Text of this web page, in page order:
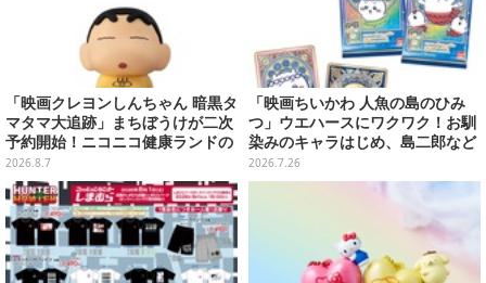
「映画クレヨンしんちゃん 暗黒タ
マタマ大追跡」まちぼうけが二次
予約開始！ニコニコ健康ランドの
服を着たしんちゃん&ひまわりに
「珠由良ブラザーズ」がラインナ
ップ
2026.8.7
「映画ちいかわ 人魚の島のひみ
つ」ウエハースにワクワク！お馴
染みのキャラはじめ、島二郎など
セイレーン編カード全22種
2026.7.26